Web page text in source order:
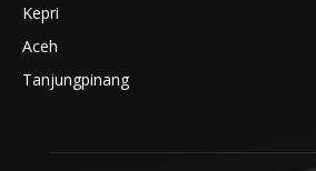
Kepri
Aceh
Tanjungpinang